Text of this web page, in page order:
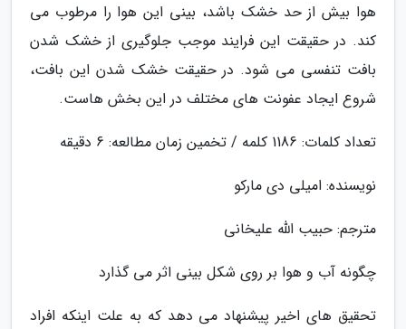
هوا بیش از حد خشک باشد، بینی این هوا را مرطوب می
کند. در حقیقت این فرایند موجب جلوگیری از خشک شدن
بافت تنفسی می شود. در حقیقت خشک شدن این بافت،
شروع ایجاد عفونت های مختلف در این بخش هاست.
تعداد کلمات: 1186 کلمه / تخمین زمان مطالعه: 6 دقیقه
نویسنده: امیلی دی مارکو
مترجم: حبیب الله علیخانی
چگونه آب و هوا بر روی شکل بینی اثر می گذارد
تحقیق های اخیر پیشنهاد می دهد که به علت اینکه افراد